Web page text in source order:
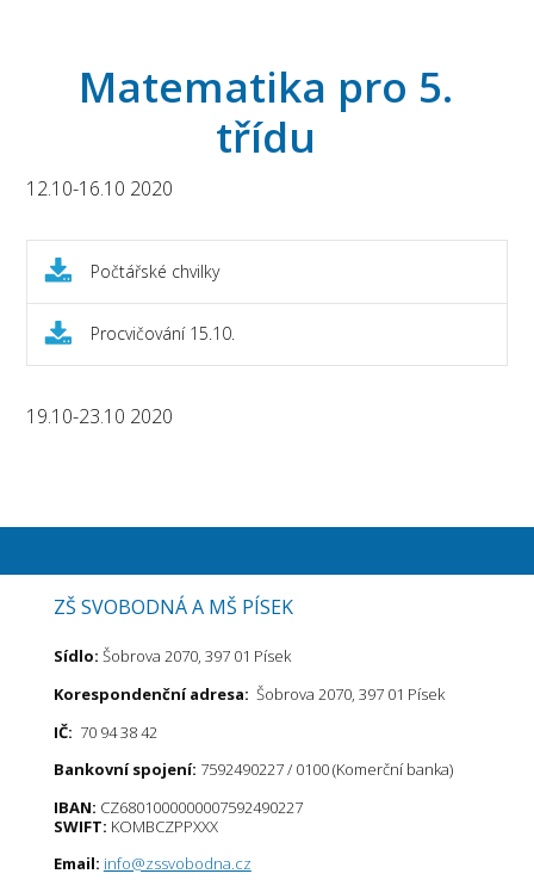
Matematika pro 5.
třídu
12.10-16.10 2020
Počtářské chvilky
Procvičování 15.10.
19.10-23.10 2020
ZŠ SVOBODNÁ A MŠ PÍSEK
Sídlo: Šobrova 2070, 397 01 Písek
Korespondenční adresa: Šobrova 2070, 397 01 Písek
IČ: 70 94 38 42
Bankovní spojení: 7592490227 / 0100 (Komerční banka)
IBAN: CZ6801000000007592490227
SWIFT: KOMBCZPPXXX
Email: info@zssvobodna.cz